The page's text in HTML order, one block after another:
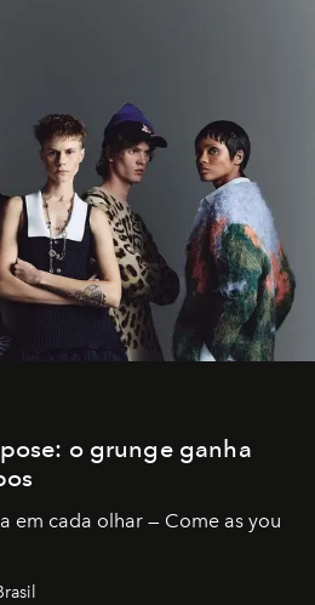
o grunge ganha
em cada olhar — Come as you